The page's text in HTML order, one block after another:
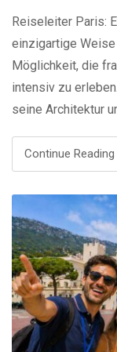
Reiseleiter Paris:
einzigartige
Möglichkeit, die
intensiv zu
seine Architektur
Sie nicht nur die
und authentische …
Continue Reading